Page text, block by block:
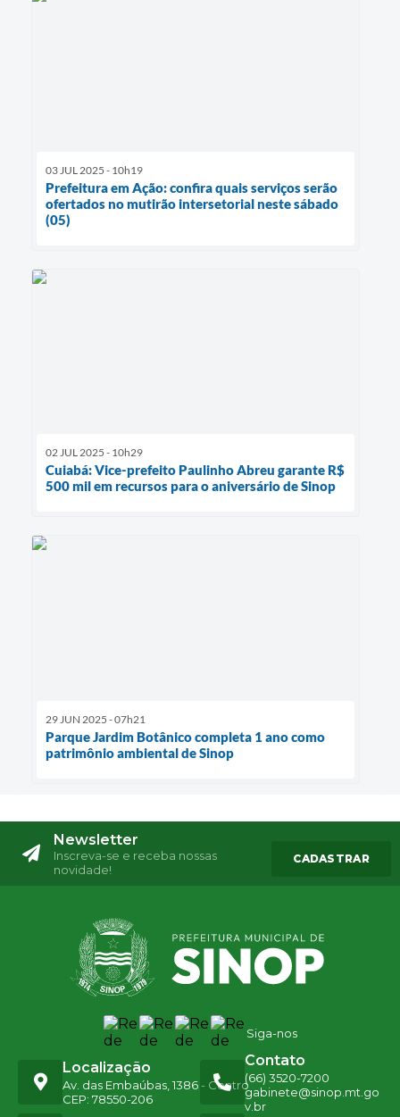
03 JUL 2025 - 10h19
Prefeitura em Ação: confira quais serviços serão
ofertados no mutirão intersetorial neste sábado
(05)
02 JUL 2025 - 10h29
Cuiabá: Vice-prefeito Paulinho Abreu garante R$
500 mil em recursos para o aniversário de Sinop
29 JUN 2025 - 07h21
Parque Jardim Botânico completa 1 ano como
patrimônio ambiental de Sinop
Newsletter
Inscreva-se e receba nossas
novidade!
CADASTRAR
Siga-nos
Localização
Av. das Embaúbas, 1386 - Centro
CEP: 78550-206
Contato
(66) 3520-7200
gabinete@sinop.mt.go
v.br